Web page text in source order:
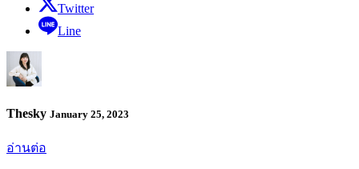
Twitter
Line
Thesky January 25, 2023
อ่านต่อ